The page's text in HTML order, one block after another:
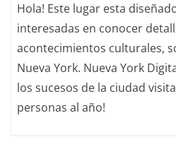
Hola! Este lugar esta
interesadas en conocer
acontecimientos culturales,
Nueva York. Nueva York
los sucesos de la ciudad
personas al año!